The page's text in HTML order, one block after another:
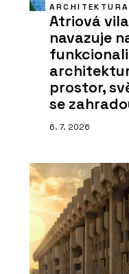
ARCHITEKTURA
Atriová
navazuje
prostor,
se
6. 7. 2026